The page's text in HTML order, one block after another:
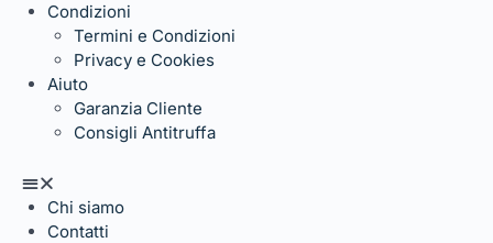
Condizioni
Termini e Condizioni
Privacy e Cookies
Aiuto
Garanzia Cliente
Consigli Antitruffa
Chi siamo
Contatti